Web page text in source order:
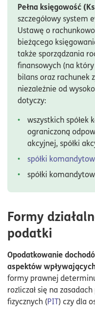
Pełna księgowość
szczegółowy system
Ustawę o
bieżącego
także sporządzania
finansowych (na
bilans oraz rachunek
niezależnie od
dotyczy:
wszystkich spółek
ograniczoną
akcyjnej, spółki
spółki
spółki
Formy
podatki
Opodatkowanie
aspektów
formy prawnej
rozliczał się na
fizycznych (PIT) czy dla